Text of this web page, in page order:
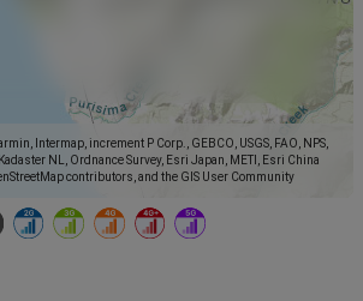
Intermap, increment P Corp., GEBCO, USGS, FAO, NPS,
NL, Ordnance Survey, Esri Japan, METI, Esri China
contributors, and the GIS User Community